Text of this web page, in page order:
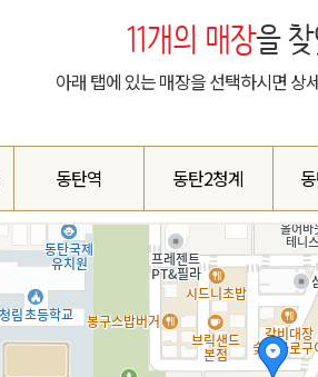
11개의 매장을
아래 탭에 있는 매장을 선택하시면 상
동탄역 동탄2청계